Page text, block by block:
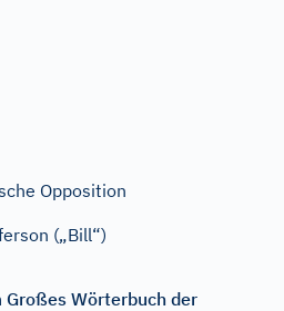
Opposition
(„Bill“)
Wörterbuch der